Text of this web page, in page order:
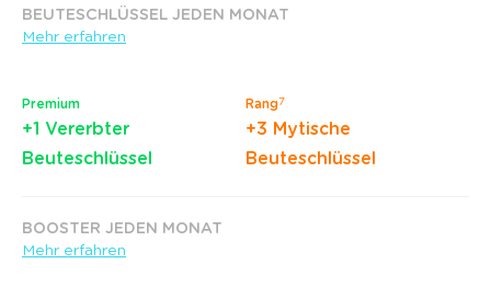
BEUTESCHLÜSSEL JEDEN MONAT
Mehr erfahren
Premium
+1 Vererbter
Beuteschlüssel
Rang7
+3 Mytische
Beuteschlüssel
BOOSTER JEDEN MONAT
Mehr erfahren